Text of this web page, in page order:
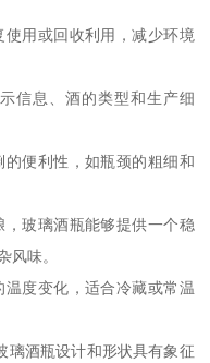
用或回收利用，减少环境
信息、酒的类型和生产细
便利性，如瓶颈的粗细和
玻璃酒瓶能够提供一个稳
风味。
度变化，适合冷藏或常温
璃酒瓶设计和形状具有象征